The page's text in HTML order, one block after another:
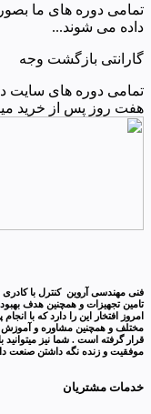
تمامی دوره های ما
داده می شوند...
گارانتی بازگشت وجه
تمامی دوره های سایت
هفت روز پس از خرید
فنی مهندسی آروین کنترل با
تامین تجهیزات و همچنین هدف
مختلف و همچنین مشاوره و آموزش
قرار گرفته است . شما نیز
موفقیت و زنده نگه داشتن صنعت
خدمات مشتریان